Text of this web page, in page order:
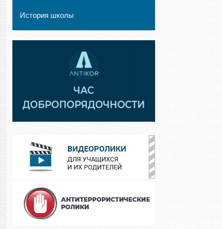
История школы